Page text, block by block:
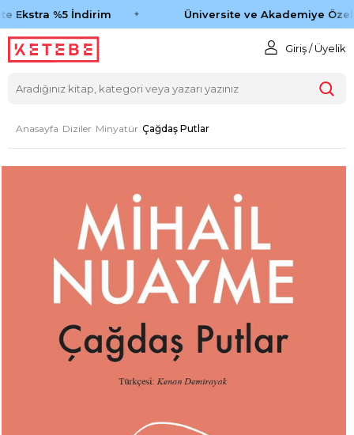
Ekstra %5 İndirim Üniversite ve Akademiye Özel
Giriş / Üyelik
Anasayfa Diziler Minyatür Çağdaş Putlar